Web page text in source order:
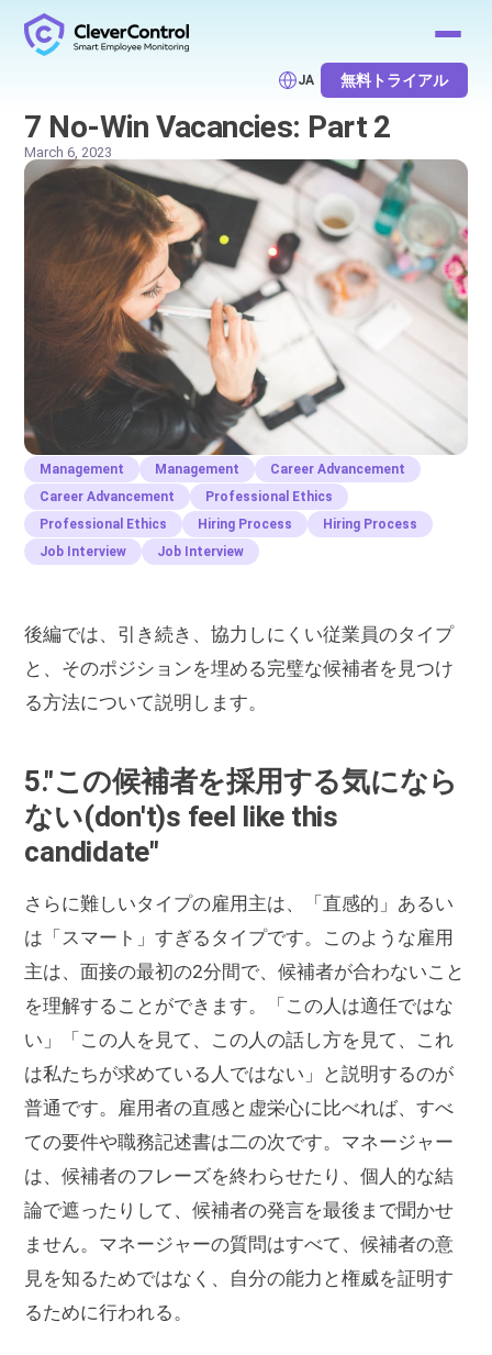
JA 無料トライアル
7 No-Win Vacancies: Part 2
March 6, 2023
Management Management
Career Advancement
Career Advancement
Professional Ethics
Professional Ethics
Hiring Process
Hiring Process
Job Interview
Job Interview
後編では、引き続き、協力しにくい従業員のタイプ
と、そのポジションを埋める完璧な候補者を見つけ
る方法について説明します。
5."この候補者を採用する気になら
ない(don't)s feel like this
candidate"
さらに難しいタイプの雇用主は、「直感的」あるい
は「スマート」すぎるタイプです。このような雇用
主は、面接の最初の2分間で、候補者が合わないこと
を理解することができます。「この人は適任ではな
い」「この人を見て、この人の話し方を見て、これ
は私たちが求めている人ではない」と説明するのが
普通です。雇用者の直感と虚栄心に比べれば、すべ
ての要件や職務記述書は二の次です。マネージャー
は、候補者のフレーズを終わらせたり、個人的な結
論で遮ったりして、候補者の発言を最後まで聞かせ
ません。マネージャーの質問はすべて、候補者の意
見を知るためではなく、自分の能力と権威を証明す
るために行われる。